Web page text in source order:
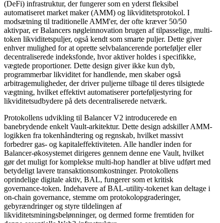
(DeFi) infrastruktur, der fungerer som en yderst fleksibel
automatiseret market maker (AMM) og likviditetsprotokol. I
modsætning til traditionelle AMM'er, der ofte kræver 50/50
aktivpar, er Balancers nøgleinnovation brugen af tilpasselige, multi-
token likviditetspuljer, også kendt som smarte puljer. Dette giver
enhver mulighed for at oprette selvbalancerende porteføljer eller
decentraliserede indeksfonde, hvor aktiver holdes i specifikke,
vægtede proportioner. Dette design giver ikke kun dyb,
programmerbar likviditet for handlende, men skaber også
arbitragemuligheder, der driver puljerne tilbage til deres tilsigtede
vægtning, hvilket effektivt automatiserer porteføljestyring for
likviditetsudbydere på dets decentraliserede netværk.
Protokollens udvikling til Balancer V2 introducerede en
banebrydende enkelt Vault-arkitektur. Dette design adskiller AMM-
logikken fra tokenhåndtering og regnskab, hvilket massivt
forbedrer gas- og kapitaleffektiviteten. Alle handler inden for
Balancer-økosystemet dirigeres gennem denne ene Vault, hvilket
gør det muligt for komplekse multi-hop handler at blive udført med
betydeligt lavere transaktionsomkostninger. Protokollens
oprindelige digitale aktiv, BAL, fungerer som et kritisk
governance-token. Indehavere af BAL-utility-tokenet kan deltage i
on-chain governance, stemme om protokolopgraderinger,
gebyrændringer og styre tildelingen af
likviditetsminingsbelønninger, og dermed forme fremtiden for